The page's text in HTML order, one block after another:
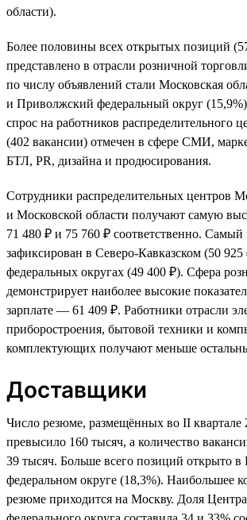
области).
Более половины всех открытых позиций
представлено в отрасли розничной
по числу объявлений стали Московская
и Приволжский федеральный округ
спрос на работников распределительного
(402 вакансии) отмечен в сфере СМИ,
БТЛ, PR, дизайна и продюсирования.
Сотрудники распределительных центров
и Московской области получают самую
71 480 ₽ и 75 760 ₽ соответственно. Самый
зафиксирован в Северо-Кавказском (50
федеральных округах (49 400 ₽). Сфера
демонстрирует наиболее высокие
зарплате — 61 409 ₽. Работники отрасли
приборостроения, бытовой техники и
комплектующих получают меньше
Доставщики
Число резюме, размещённых во II квартале
превысило 160 тысяч, а количество
39 тысяч. Больше всего позиций открыто
федеральном округе (18,3%). Наибольшее
резюме приходится на Москву. Доля